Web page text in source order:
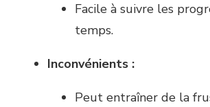
Facile à suivre les
temps.
Inconvénients :
Peut entraîner de la